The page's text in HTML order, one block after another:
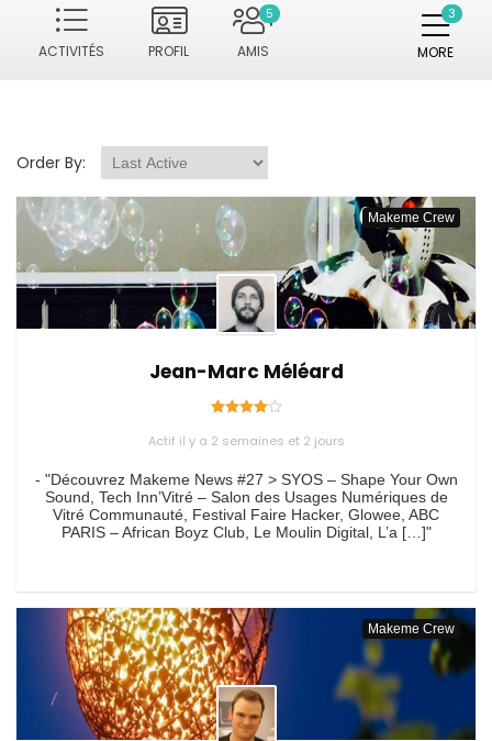
ACTIVITÉS PROFIL AMIS
5
MORE
Order By:
Makeme Crew
Jean-Marc Méléard
Actif il y a 2 semaines et 2 jours
- "Découvrez Makeme News #27 > SYOS – Shape Your Own
Sound, Tech Inn’Vitré – Salon des Usages Numériques de
Vitré Communauté, Festival Faire Hacker, Glowee, ABC
PARIS – African Boyz Club, Le Moulin Digital, L’a […]"
Makeme Crew